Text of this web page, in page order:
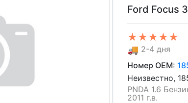
Ford Focus
★★★★★
🚚 2-4 дня
Номер OEM:
Неизвестно,
PNDA 1.6
2011 г.в.